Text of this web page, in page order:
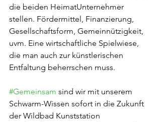
die beiden HeimatUnternehmer
stellen. Fördermittel, Finanzierung,
Gesellschaftsform, Gemeinnützigkeit,
uvm. Eine wirtschaftliche Spielwiese,
die man auch zur künstlerischen
Entfaltung beherrschen muss.
#Gemeinsam sind wir mit unserem
Schwarm-Wissen sofort in die Zukunft
der Wildbad Kunststation